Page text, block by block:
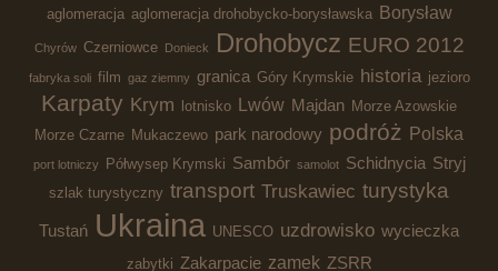
aglomeracja aglomeracja drohobycko-borysławska Borysław
Chyrów Czerniowce Donieck Drohobycz EURO 2012
fabryka soli film gaz ziemny granica Góry Krymskie historia jezioro
Karpaty Krym lotnisko Lwów Majdan Morze Azowskie
Morze Czarne Mukaczewo park narodowy podróż Polska
port lotniczy Półwysep Krymski Sambór samolot Schidnycia Stryj
szlak turystyczny transport Truskawiec turystyka
Tustań Ukraina UNESCO uzdrowisko wycieczka
zabytki Zakarpacie zamek ZSRR